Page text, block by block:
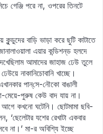
গেঞ্জি পরে না, ওপরের তিনটে
কুন্ডুদের বাড়ি ভাড়া করে ছুটি কাটাতে
এয়ার কন্ডিশন্‌ড হলদে
আমাদের জাহাজ ঢেউ তুলে
নাকানিচোবানি খাচ্ছে।
পান্‌সে-নৌকো বাঙালী
পুরুষ কেউ বাদ যায় না।
কখনো ঘটেনি। ছোটমামা ছবি-
‘ছেলেটার যশের রেখাটা একবার
না।’ মা-র অবিশ্যি ইচ্ছে